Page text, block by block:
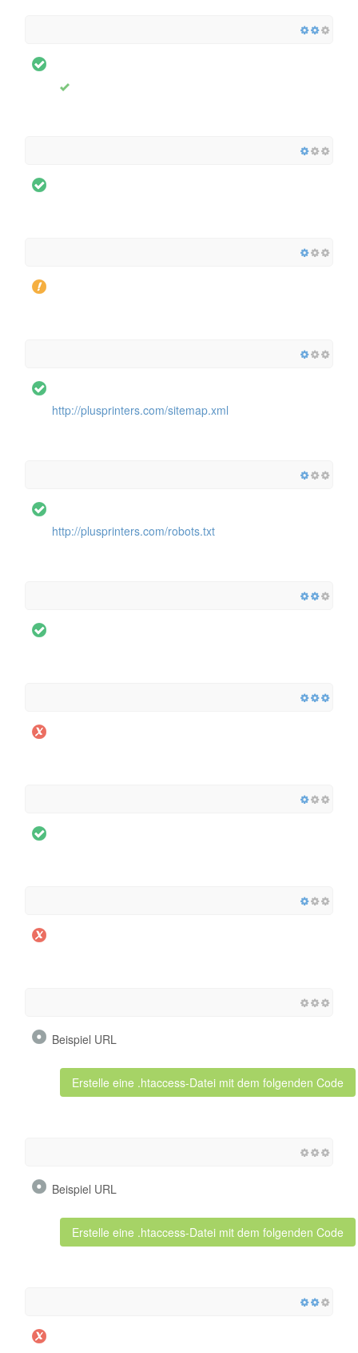
http://plusprinters.com/sitemap.xml
http://plusprinters.com/robots.txt
Beispiel URL
Erstelle eine .htaccess-Datei mit dem folgenden Code
Beispiel URL
Erstelle eine .htaccess-Datei mit dem folgenden Code